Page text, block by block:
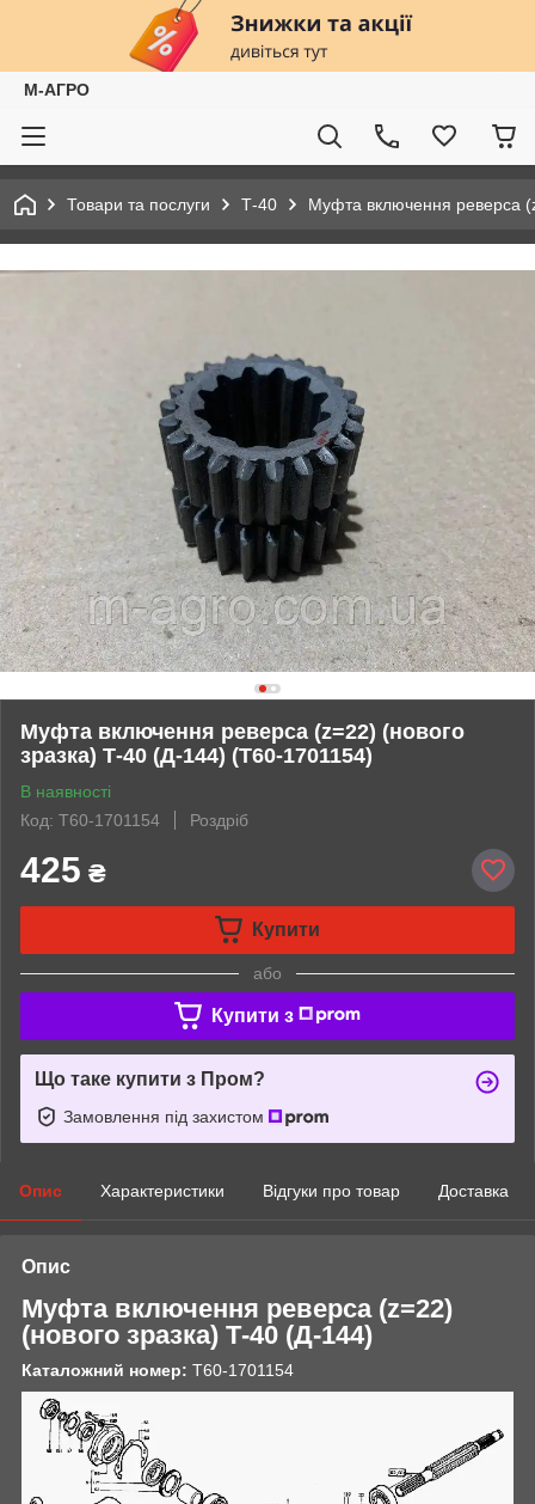
М-АГРО
Товари та послуги Т-40 Муфта включення реверса
Муфта включення реверса (z=22) (нового
зразка) Т-40 (Д-144) (Т60-1701154)
В наявності
Код: Т60-1701154
Роздріб
425 ₴
Купити
або
Купити з
Що таке купити з Пром?
Замовлення під захистом
Опис Характеристики Відгуки про товар Доставка
Опис
Муфта включення реверса (z=22)
(нового зразка) Т-40 (Д-144)
Каталожний номер: Т60-1701154